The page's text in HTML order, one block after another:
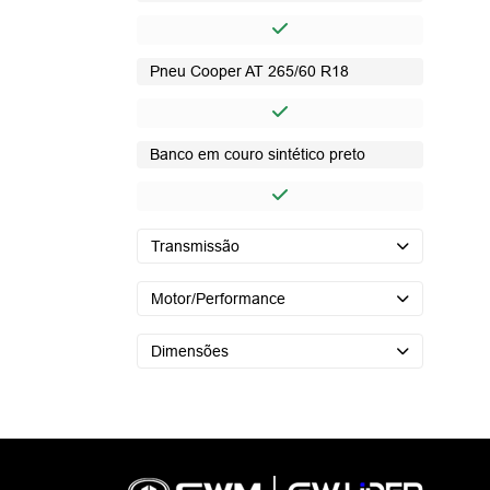
Pneu Cooper AT 265/60 R18​
Banco em couro sintético preto​
Transmissão
Motor/Performance
Dimensões